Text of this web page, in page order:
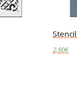
2,80€